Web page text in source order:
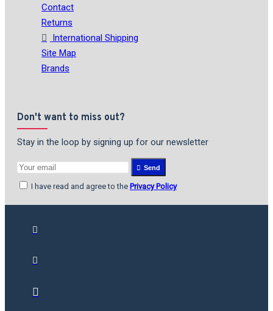
Contact
Returns
International Shipping
Site Map
Brands
Don't want to miss out?
Stay in the loop by signing up for our newsletter
Send
I have read and agree to the Privacy Policy